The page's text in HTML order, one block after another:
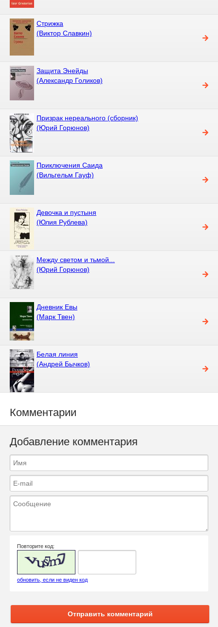
Стрижка
(Виктор Славкин)
Защита Энейды
(Александр Голиков)
Призрак нереального (сборник)
(Юрий Горюнов)
Приключения Саида
(Вильгельм Гауф)
Девочка и пустыня
(Юлия Рублева)
Между светом и тьмой...
(Юрий Горюнов)
Дневник Евы
(Марк Твен)
Белая линия
(Андрей Бычков)
Комментарии
Добавление комментария
Повторите код:
обновить, если не виден код
Отправить комментарий